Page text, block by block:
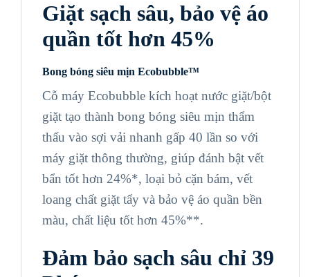
Giặt sạch sâu, bảo vệ áo
quần tốt hơn 45%
Bong bóng siêu mịn Ecobubble™
Cỗ máy Ecobubble kích hoạt nước giặt/bột
giặt tạo thành bong bóng siêu mịn thẩm
thấu vào sợi vải nhanh gấp 40 lần so với
máy giặt thông thường, giúp đánh bật vết
bẩn tốt hơn 24%*, loại bỏ cặn bám, vết
loang chất giặt tẩy và bảo vệ áo quần bền
màu, chất liệu tốt hơn 45%**.
Đảm bảo sạch sâu chỉ 39